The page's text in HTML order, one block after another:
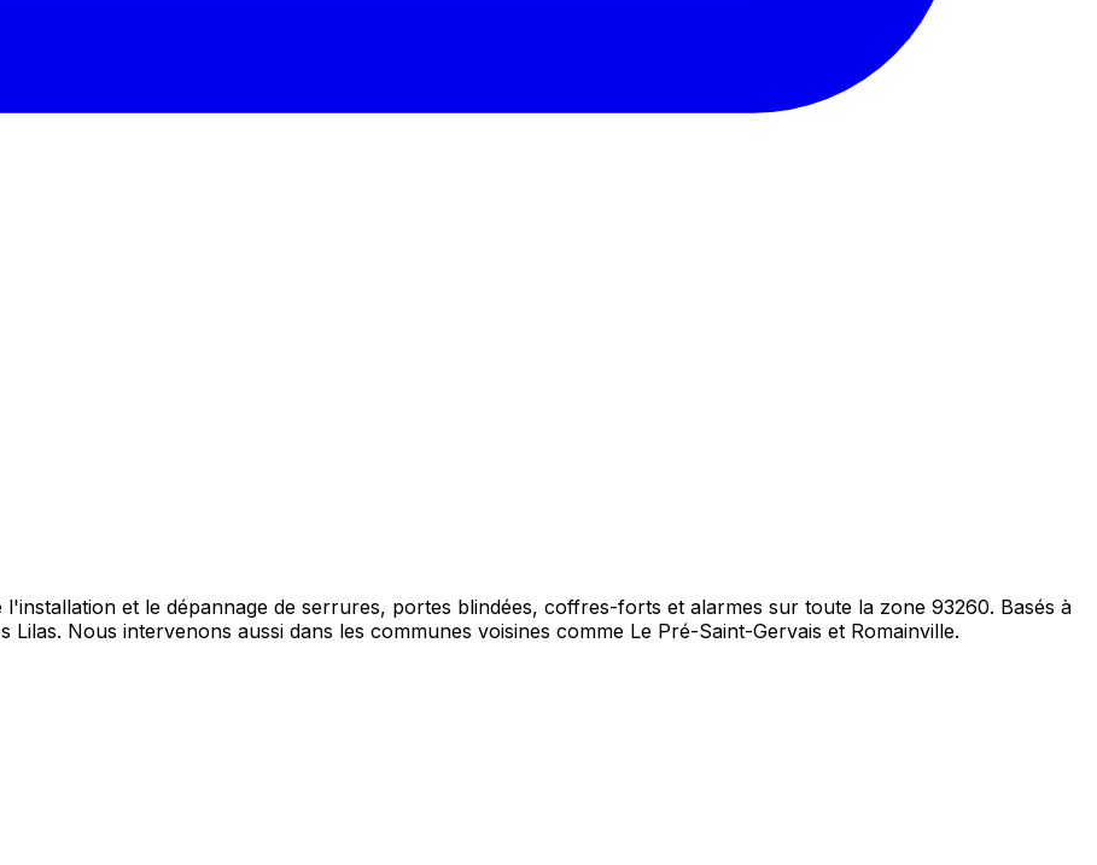
et le dépannage de serrures, portes blindées, coffres-forts et alarmes sur toute la zone 93260. Basés à
Nous intervenons aussi dans les communes voisines comme Le Pré-Saint-Gervais et Romainville.